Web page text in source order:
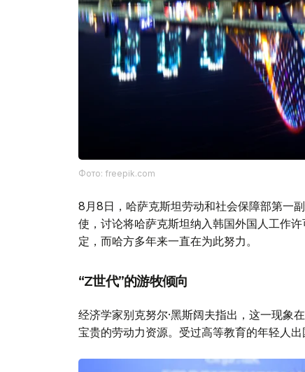
Фото: freepik.com
8月8日，哈萨克斯坦劳动和社会保障部第一
使，讨论将哈萨克斯坦纳入韩国外国人工作
定，而哈方多年来一直在为此努力。
“Z世代”的游牧倾向
经济学家别克努尔·黑斯阔夫指出，这一现象
宝贵的劳动力资源。受过高等教育的年轻人